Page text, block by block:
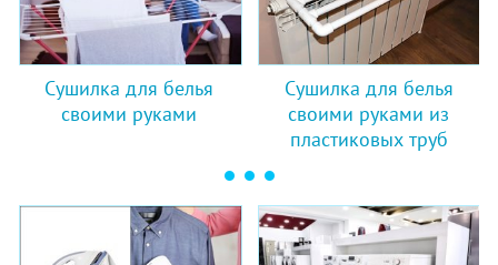
Сушилка для белья
своими руками
Сушилка для белья
своими руками из
пластиковых труб